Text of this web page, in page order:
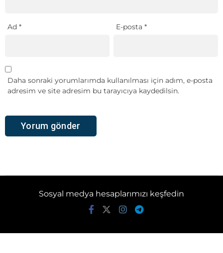
Ad * E-posta*
Daha sonraki yorumlarımda kullanılması için adım, e-posta
adresim ve site adresim bu tarayıcıya kaydedilsin.
Sosyal medya hesaplarımızı keşfedin